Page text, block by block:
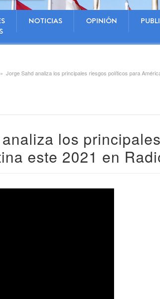
NOTICIAS OPINIÓN
Jorge Sahd analiza los principales riesgos políticos para
los
este 2021 en